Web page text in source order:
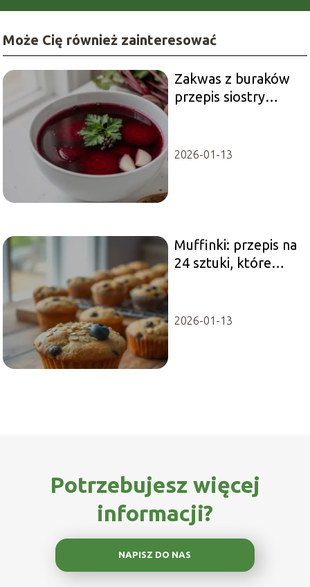
Może Cię również zainteresować
Zakwas z buraków
przepis siostry
2026-01-13
Muffinki: przepis na
24 sztuki, które
2026-01-13
Potrzebujesz więcej
informacji?
NAPISZ DO NAS